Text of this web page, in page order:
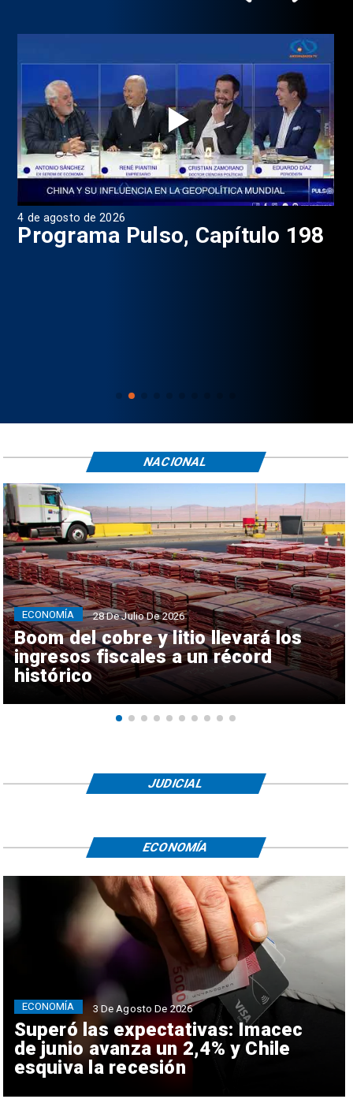
4 de agosto de 2026
Programa Pulso, Capítulo 198
Boom del cobre y litio llevará los
ingresos fiscales a un récord
histórico
ECONOMÍA 28 De Julio De 2026
NACIONAL
JUDICIAL
Superó las expectativas: Imacec
de junio avanza un 2,4% y Chile
esquiva la recesión
ECONOMÍA 3 De Agosto De 2026
ECONOMÍA